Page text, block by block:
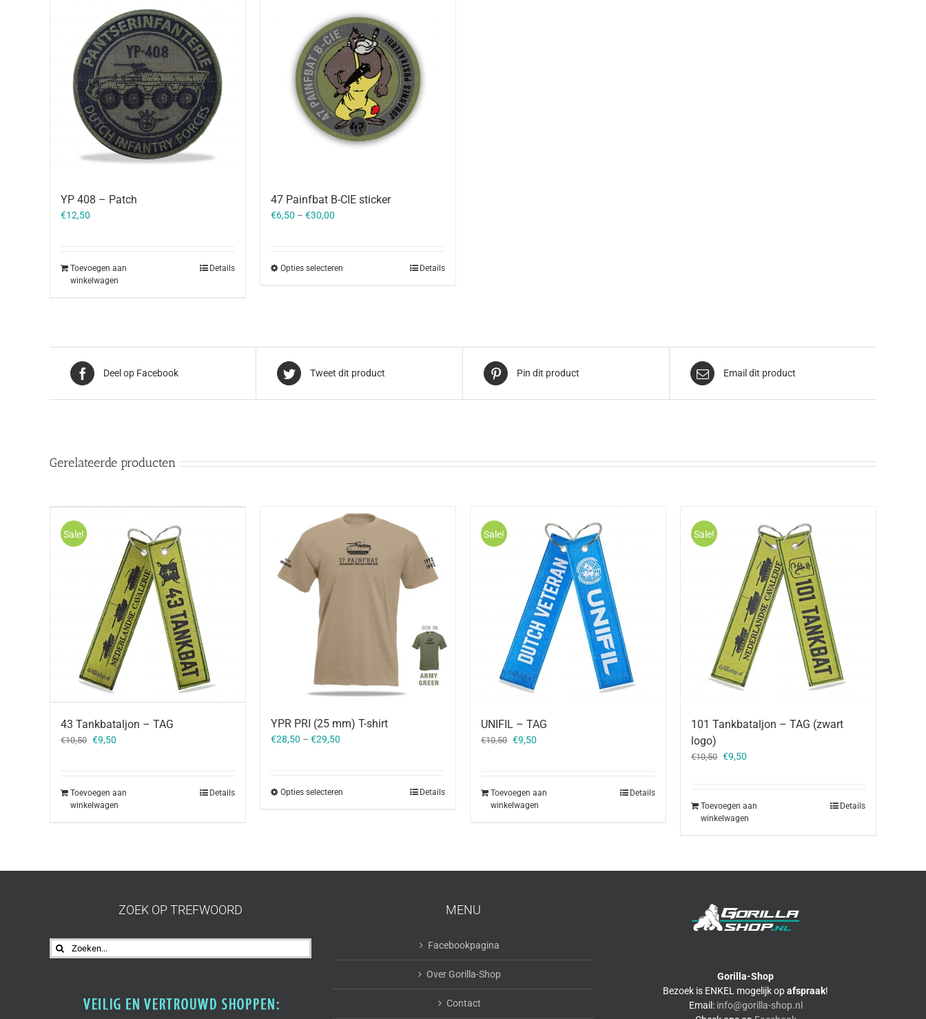
YP 408 – Patch
€12,50
Toevoegen aan
winkelwagen
Details
47 Painfbat B-CIE sticker
€6,50 – €30,00
Opties selecteren Details
Deel op Facebook Tweet dit product Pin dit product Email dit product
Gerelateerde producten
Sale!
43 Tankbataljon – TAG
€10,50 Oorspronkelijke
€9,50
Toevoegen aan
winkelwagen
Details
YPR PRI (25 mm) T-shirt
€28,50 – €29,50
Opties selecteren Details
Sale!
UNIFIL – TAG
€10,50 Oorspronkelijke
€9,50
Toevoegen aan
winkelwagen
Details
Sale!
101 Tankbataljon – TAG (zwart
logo)
€10,50 Oorspronkelijke
€9,50
Toevoegen aan
winkelwagen
Details
ZOEK OP TREFWOORD
Zoeken
naar:
MENU
Facebookpagina
Over Gorilla-Shop
Contact
Gorilla-Shop
Bezoek is ENKEL mogelijk opafspraak!
Email: info@gorilla-shop.nl